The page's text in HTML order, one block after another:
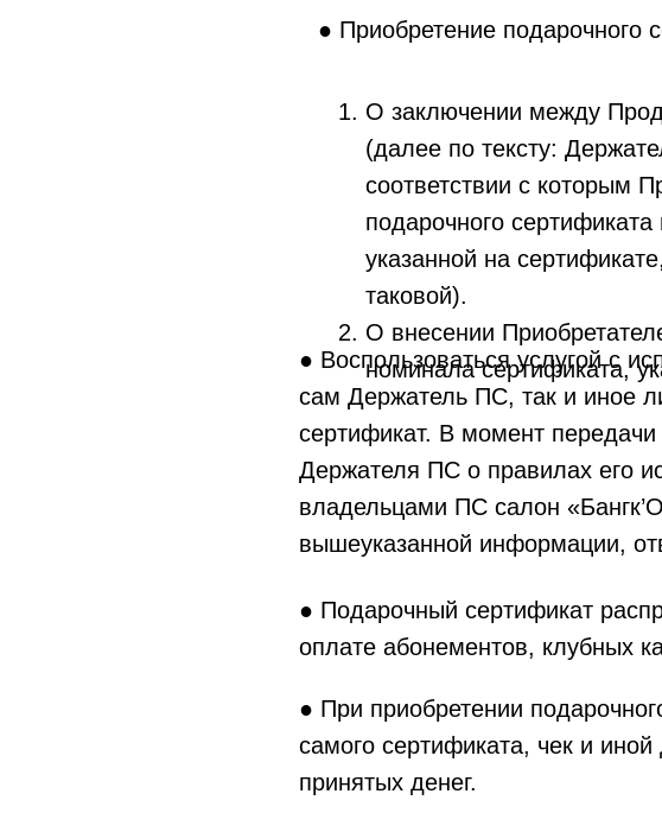
● Приобретение подарочного
О заключении между
(далее по тексту:
соответствии с которым
подарочного
указанной на
таковой).
О внесении
номинала сертификата,
● Воспользоваться услугой с
сам Держатель ПС, так и иное
сертификат. В момент
Держателя ПС о правилах его
владельцами ПС салон
вышеуказанной информации,
● Подарочный сертификат
оплате абонементов, клубных
● При приобретении
самого сертификата, чек и
принятых денег.